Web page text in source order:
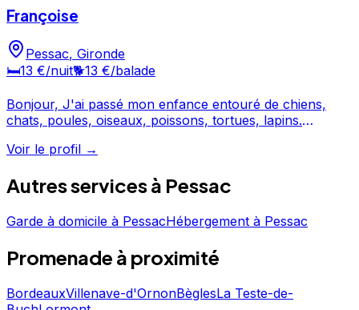
Françoise
Pessac, Gironde
🛏️13 €/nuit🐕13 €/balade
Bonjour, J'ai passé mon enfance entouré de chiens,
chats, poules, oiseaux, poissons, tortues, lapins.
nombreuses races de chiens et de chats. Je peux aussi
J'habite une maison avec un grand jardin clôturé de
Voir le profil →
Autres services à Pessac
Garde à domicile à PessacHébergement à Pessac
Promenade à proximité
BordeauxVillenave-d'OrnonBèglesLa Teste-de-